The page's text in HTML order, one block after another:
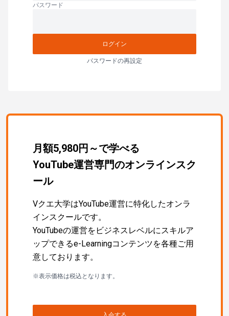
パスワード
ログイン
パスワードの再設定
月額5,980円～で学べる
YouTube運営専門のオンラインスク
ール
Vクエ大学はYouTube運営に特化したオンラ
インスクールです。
YouTubeの運営をビジネスレベルにスキルア
ップできるe-Learningコンテンツを各種ご用
意しております。
※表示価格は税込となります。